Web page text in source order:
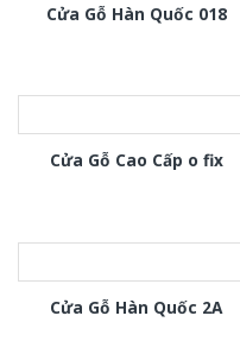
Cửa Gỗ Hàn Quốc 018
Cửa Gỗ Cao Cấp o fix
Cửa Gỗ Hàn Quốc 2A